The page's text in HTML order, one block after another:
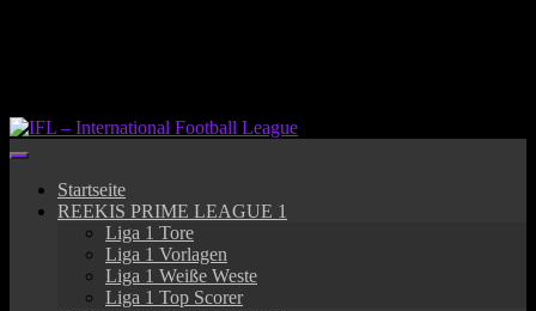
Startseite
REEKIS PRIME LEAGUE 1
Liga 1 Tore
Liga 1 Vorlagen
Liga 1 Weiße Weste
Liga 1 Top Scorer